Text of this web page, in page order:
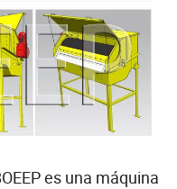
es una máquina